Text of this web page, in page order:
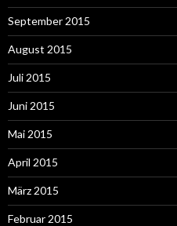
September 2015
August 2015
Juli 2015
Juni 2015
Mai 2015
April 2015
März 2015
Februar 2015